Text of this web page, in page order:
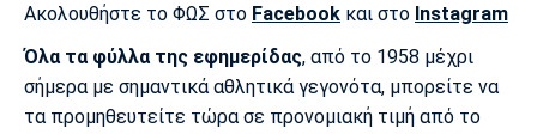
Μονακό
Ερυθρός
Αστέρας
Τότεναμ
Ακολουθήστε το ΦΩΣ στο Facebook και στο Instagram
Όλα τα φύλλα της εφημερίδας, από το 1958 μέχρι
σήμερα με σημαντικά αθλητικά γεγονότα, μπορείτε να
τα προμηθευτείτε τώρα σε προνομιακή τιμή από το